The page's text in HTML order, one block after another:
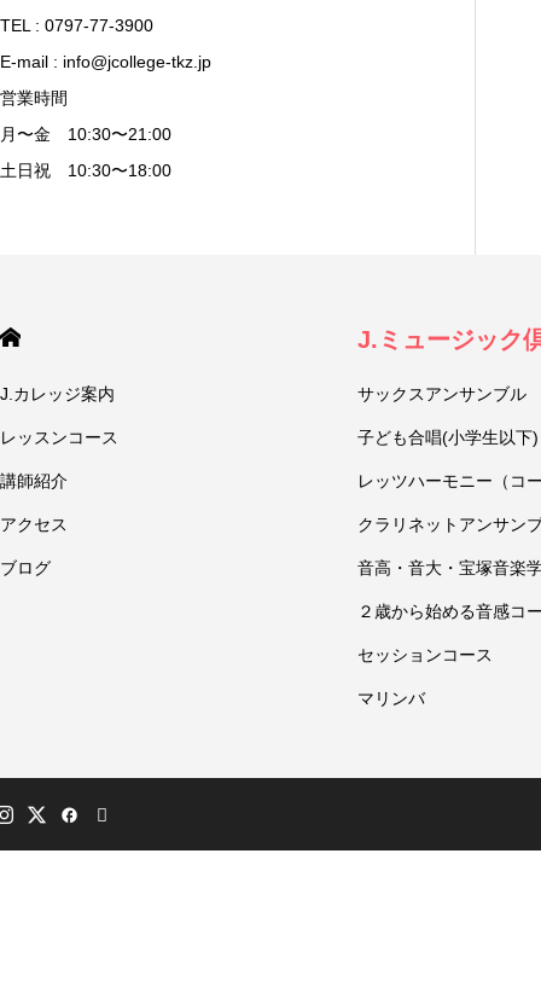
TEL : 0797-77-3900
E-mail : info@jcollege-tkz.jp
営業時間
月〜金 10:30〜21:00
土日祝 10:30〜18:00
J.カレッジ案内
レッスンコース
講師紹介
アクセス
ブログ
J.ミュージック
サックスアンサンブル
子ども合唱(小学生以下)
レッツハーモニー（コ
クラリネットアンサン
音高・音大・宝塚音楽
２歳から始める音感コ
セッションコース
マリンバ